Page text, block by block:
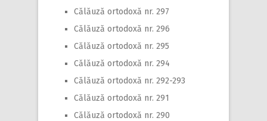
Călăuză ortodoxă nr. 297
Călăuză ortodoxă nr. 296
Călăuză ortodoxă nr. 295
Călăuză ortodoxă nr. 294
Călăuză ortodoxă nr. 292-293
Călăuză ortodoxă nr. 291
Călăuză ortodoxă nr. 290